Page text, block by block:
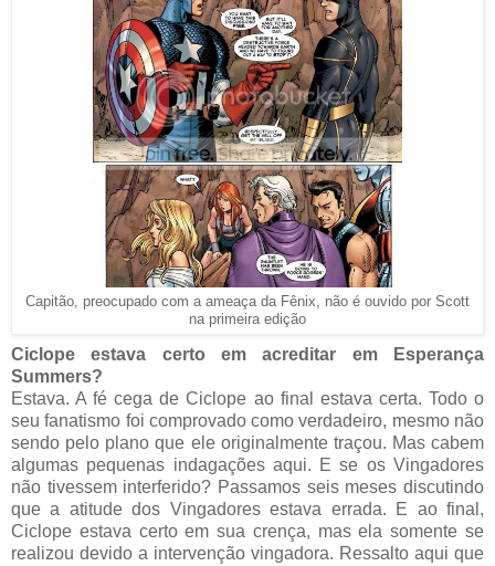
Capitão, preocupado com a ameaça da Fênix, não é ouvido por Scott
na primeira edição
Ciclope estava certo em acreditar em Esperança
Summers?
Estava. A fé cega de Ciclope ao final estava certa. Todo o
seu fanatismo foi comprovado como verdadeiro, mesmo não
sendo pelo plano que ele originalmente traçou. Mas cabem
algumas pequenas indagações aqui. E se os Vingadores
não tivessem interferido? Passamos seis meses discutindo
que a atitude dos Vingadores estava errada. E ao final,
Ciclope estava certo em sua crença, mas ela somente se
realizou devido a intervenção vingadora. Ressalto aqui que